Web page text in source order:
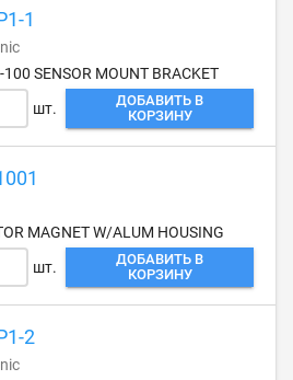
1
100 SENSOR MOUNT BRACKET
шт.
ДОБАВИТЬ В
КОРЗИНУ
MAGNET W/ALUM HOUSING
шт.
ДОБАВИТЬ В
КОРЗИНУ
2